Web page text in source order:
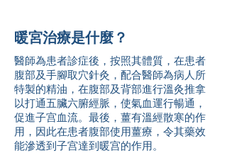
暖宮治療是什麼？
醫師為患者診症後，按照其體質，在患者
腹部及手腳取穴針灸，配合醫師為病人所
特製的精油，在腹部及背部進行溫灸推拿
以打通五臟六腑經脈，使氣血運行暢通，
促進子宫血流。最後，薑有溫經散寒的作
用，因此在患者腹部使用薑療，令其藥效
能滲透到子宫達到暖宫的作用。